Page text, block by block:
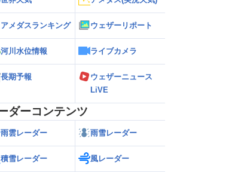
アメダスランキング ウェザーリポート
河川水位情報 ライブカメラ
長期予報
ウェザーニュース
LiVE
ダーコンテンツ
雨雲レーダー 雨雪レーダー
積雪レーダー 風レーダー